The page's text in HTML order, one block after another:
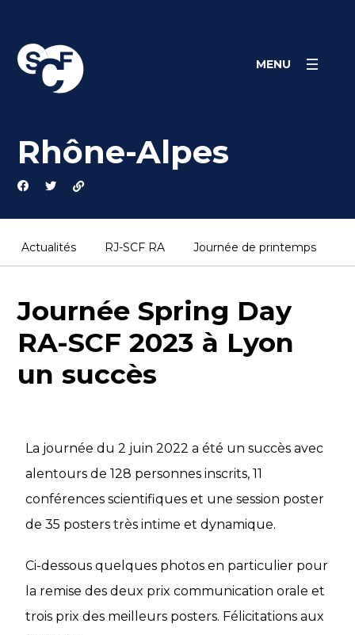
MENU
Rhône-Alpes
Actualités RJ-SCF RA Journée de printemps
Journée Spring Day
RA-SCF 2023 à Lyon
un succès
La journée du 2 juin 2022 a été un succès avec
alentours de 128 personnes inscrits, 11
conférences scientifiques et une session poster
de 35 posters très intime et dynamique.
Ci-dessous quelques photos en particulier pour
la remise des deux prix communication orale et
trois prix des meilleurs posters. Félicitations aux